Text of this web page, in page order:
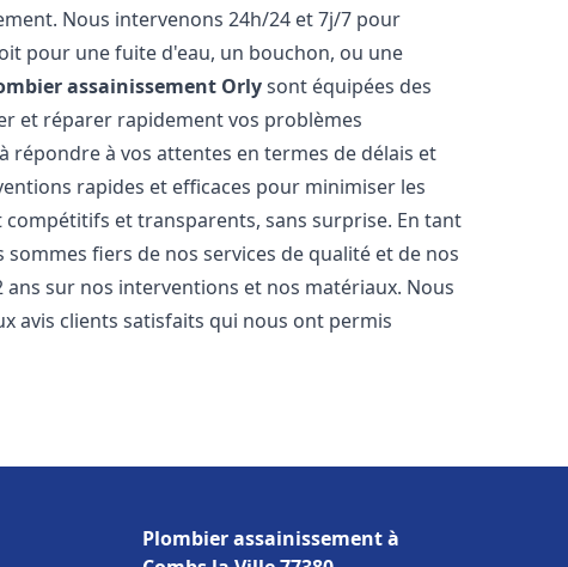
Nous intervenons 24h/24 et 7j/7 pour
pour une fuite d'eau, un bouchon, ou une
assainissement Orlysont équipées des
et réparer rapidement vos problèmes
répondre à vos attentes en termes de délais et
rapides et efficaces pour minimiser les
et transparents, sans surprise. En tant
sommes fiers de nos services de qualité et de nos
sur nos interventions et nos matériaux. Nous
avis clients satisfaits qui nous ont permis
Plombier assainissement à